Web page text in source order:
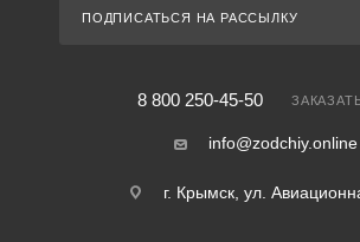
ПОДПИСАТЬСЯ НА РАССЫЛКУ
8 800 250-45-50
info@zodchiy.online
г. Крымск, ул.